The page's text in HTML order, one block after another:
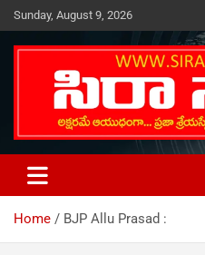
Skip
to
content
Sunday, August 9, 2026
SIRA NEWS
Home BJP Allu Prasad :